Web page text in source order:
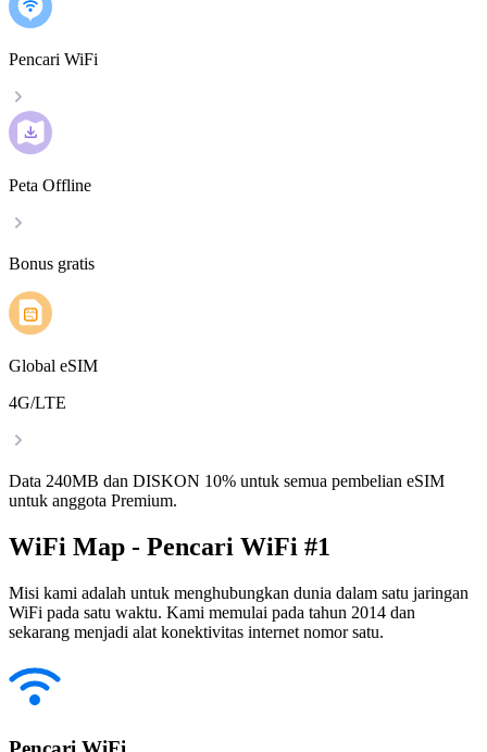
Pencari WiFi
Peta Offline
Bonus gratis
Global eSIM
4G/LTE
Data 240MB dan DISKON 10% untuk semua pembelian eSIM
untuk anggota Premium.
WiFi Map - Pencari WiFi #1
Misi kami adalah untuk menghubungkan dunia dalam satu jaringan
WiFi pada satu waktu. Kami memulai pada tahun 2014 dan
sekarang menjadi alat konektivitas internet nomor satu.